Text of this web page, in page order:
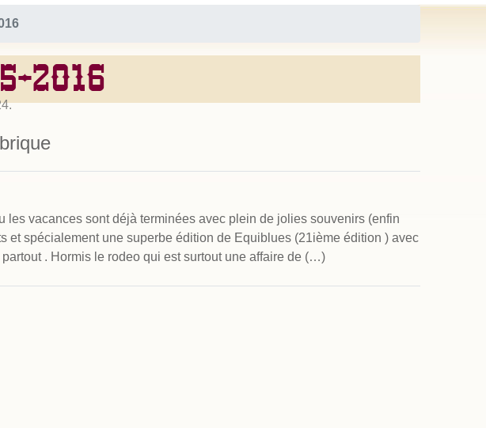
2016
les vacances sont déjà terminées avec plein de jolies souvenirs (enfin
et spécialement une superbe édition de Equiblues (21ième édition ) avec
. Hormis le rodeo qui est surtout une affaire de (…)